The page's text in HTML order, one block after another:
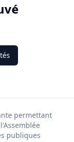
permettant
publiques